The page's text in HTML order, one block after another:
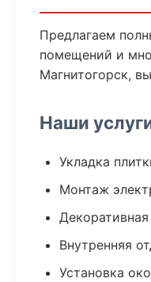
Предлагаем
помещений и
Магнитогорск,
Наши
Укладка
Монтаж
Внутренняя
Установка